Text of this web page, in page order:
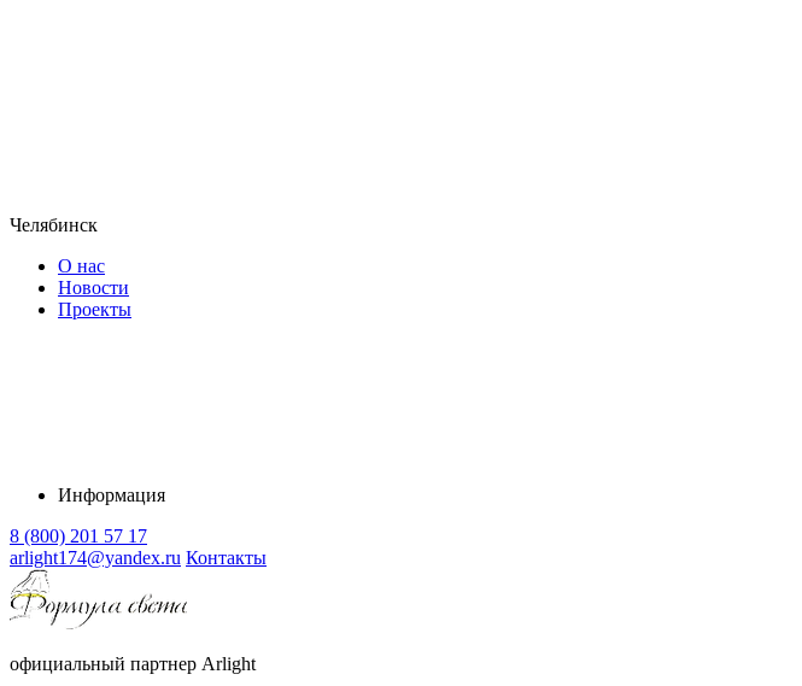
Челябинск
О нас
Новости
Проекты
Информация
8 (800) 201 57 17
arlight174@yandex.ru Контакты
официальный партнер Arlight